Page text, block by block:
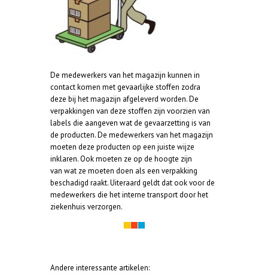
De medewerkers van het magazijn kunnen in
contact komen met gevaarlijke stoffen zodra
deze bij het magazijn afgeleverd worden. De
verpakkingen van deze stoffen zijn voorzien van
labels die aangeven wat de gevaarzetting is van
de producten. De medewerkers van het magazijn
moeten deze producten op een juiste wijze
inklaren. Ook moeten ze op de hoogte zijn
van wat ze moeten doen als een verpakking
beschadigd raakt. Uiteraard geldt dat ook voor de
medewerkers die het interne transport door het
ziekenhuis verzorgen.
Andere interessante artikelen: